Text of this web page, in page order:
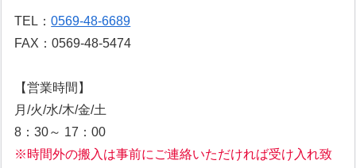
TEL：0569-48-6689
FAX：0569-48-5474
【営業時間】
月/火/水/木/金/土
8：30～ 17：00
※時間外の搬入は事前にご連絡いただければ受け入れ致